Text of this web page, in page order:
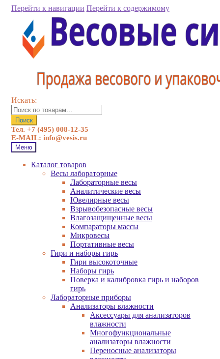
Перейти к навигации Перейти к содержимому
Искать:
Поиск
Тел. +7 (495) 008-12-35
E-MAIL: info@vesis.ru
Меню
Каталог товаров
Весы лабораторные
Лабораторные весы
Аналитические весы
Ювелирные весы
Взрывобезопасные весы
Влагозащищенные весы
Компараторы массы
Микровесы
Портативные весы
Гири и наборы гирь
Гири высокоточные
Наборы гирь
Поверка и калибровка гирь и наборов
гирь
Лабораторные приборы
Анализаторы влажности
Аксессуары для анализаторов
влажности
Многофункциональные
анализаторы влажности
Переносные анализаторы